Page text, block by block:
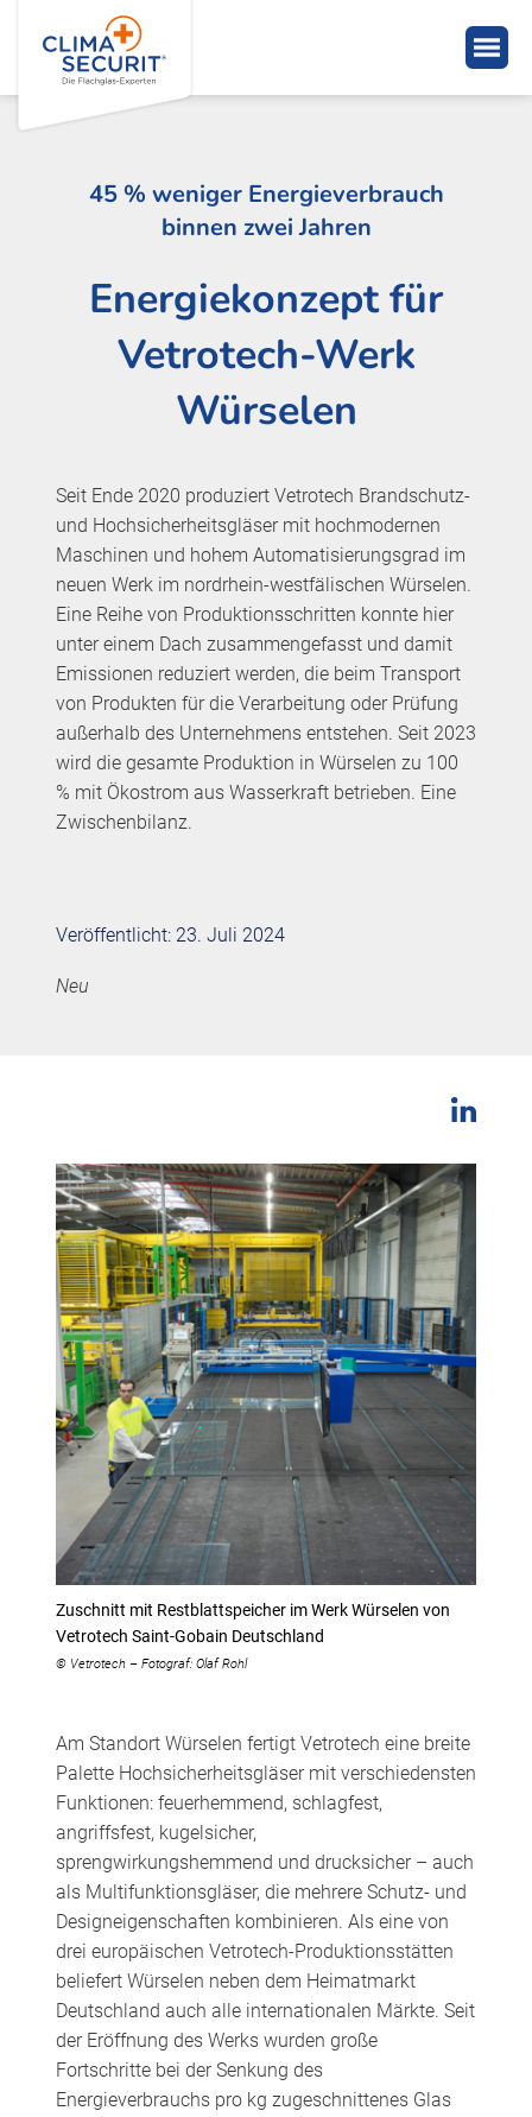
45 % weniger Energieverbrauch
binnen zwei Jahren
Energiekonzept für
Vetrotech-Werk
Würselen
Seit Ende 2020 produziert Vetrotech Brandschutz-
und Hochsicherheitsgläser mit hochmodernen
Maschinen und hohem Automatisierungsgrad im
neuen Werk im nordrhein-westfälischen Würselen.
Eine Reihe von Produktionsschritten konnte hier
unter einem Dach zusammengefasst und damit
Emissionen reduziert werden, die beim Transport
von Produkten für die Verarbeitung oder Prüfung
außerhalb des Unternehmens entstehen. Seit 2023
wird die gesamte Produktion in Würselen zu 100
% mit Ökostrom aus Wasserkraft betrieben. Eine
Zwischenbilanz.
Veröffentlicht: 23. Juli 2024
Neu
Zuschnitt mit Restblattspeicher im Werk Würselen von
Vetrotech Saint-Gobain Deutschland
© Vetrotech – Fotograf: Olaf Rohl
Am Standort Würselen fertigt Vetrotech eine breite
Palette Hochsicherheitsgläser mit verschiedensten
Funktionen: feuerhemmend, schlagfest,
angriffsfest, kugelsicher,
sprengwirkungshemmend und drucksicher – auch
als Multifunktionsgläser, die mehrere Schutz- und
Designeigenschaften kombinieren. Als eine von
drei europäischen Vetrotech-Produktionsstätten
beliefert Würselen neben dem Heimatmarkt
Deutschland auch alle internationalen Märkte. Seit
der Eröffnung des Werks wurden große
Fortschritte bei der Senkung des
Energieverbrauchs pro kg zugeschnittenes Glas